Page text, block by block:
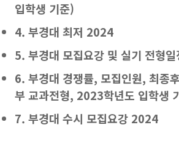
입학생 기준)
4. 부경대 최저 2024
5. 부경대 모집요강 및 실기 전형
6. 부경대 경쟁률, 모집인원, 최종
부 교과전형, 2023학년도 입학생
7. 부경대 수시 모집요강 2024